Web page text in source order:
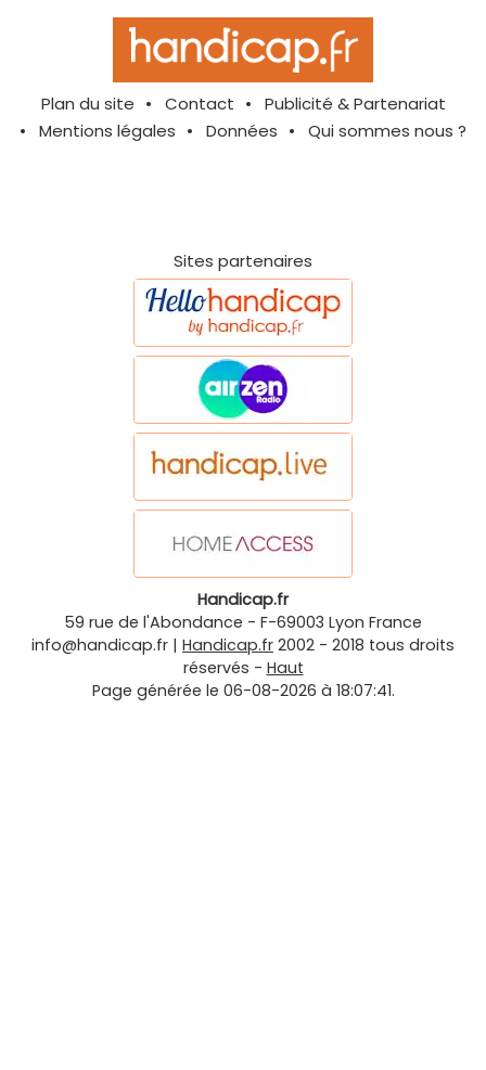
Plan du site Contact
Publicité & Partenariat
Mentions légales
Données Qui sommes nous ?
Sites partenaires
Handicap.fr
59 rue de l'Abondance - F-69003 Lyon France
info@handicap.fr | Handicap.fr 2002 - 2018 tous droits
réservés - Haut
Page générée le 06-08-2026 à 18:07:41.